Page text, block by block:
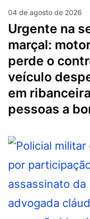
04 de agosto de 2026
urgente na serra do
marçal:
perde o
veículo
em
pessoas a